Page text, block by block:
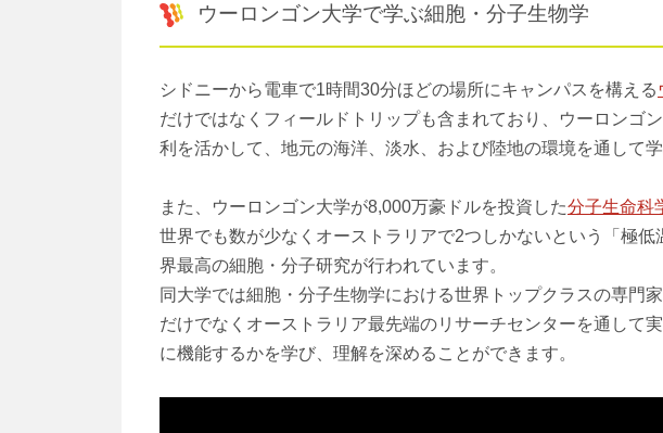
ウーロンゴン大学で学ぶ細胞・分子生物学
シドニーから電車で1時間30分ほどの場所にキャンパスを構える
だけではなくフィールドトリップも含まれており、ウーロンゴ
利を活かして、地元の海洋、淡水、および陸地の環境を通して
また、ウーロンゴン大学が8,000万豪ドルを投資した分子生命科
世界でも数が少なくオーストラリアで2つしかないという「極
界最高の細胞・分子研究が行われています。
同大学では細胞・分子生物学における世界トップクラスの専門
だけでなくオーストラリア最先端のリサーチセンターを通して
に機能するかを学び、理解を深めることができます。